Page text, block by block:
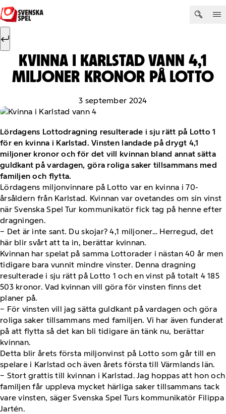
Hoppa till innehåll
Sök efter:
KVINNA I KARLSTAD VANN 4,1
MILJONER KRONOR PÅ LOTTO
3 september 2024
Lördagens Lottodragning resulterade i sju rätt på Lotto 1
för en kvinna i Karlstad. Vinsten landade på drygt 4,1
miljoner kronor och för det vill kvinnan bland annat sätta
guldkant på vardagen, göra roliga saker tillsammans med
familjen och flytta.
Lördagens miljonvinnare på Lotto var en kvinna i 70-
årsåldern från Karlstad. Kvinnan var ovetandes om sin vinst
när Svenska Spel Tur kommunikatör fick tag på henne efter
dragningen.
− Det är inte sant. Du skojar? 4,1 miljoner… Herregud, det
här blir svårt att ta in, berättar kvinnan.
Kvinnan har spelat på samma Lottorader i nästan 40 år men
tidigare bara vunnit mindre vinster. Denna dragning
resulterade i sju rätt på Lotto 1 och en vinst på totalt 4 185
503 kronor. Vad kvinnan vill göra för vinsten finns det
planer på.
− För vinsten vill jag sätta guldkant på vardagen och göra
roliga saker tillsammans med familjen. Vi har även funderat
på att flytta så det kan bli tidigare än tänk nu, berättar
kvinnan.
Detta blir årets första miljonvinst på Lotto som går till en
spelare i Karlstad och även årets första till Värmlands län.
− Stort grattis till kvinnan i Karlstad. Jag hoppas att hon och
familjen får uppleva mycket härliga saker tillsammans tack
vare vinsten, säger Svenska Spel Turs kommunikatör Filippa
Jartén.